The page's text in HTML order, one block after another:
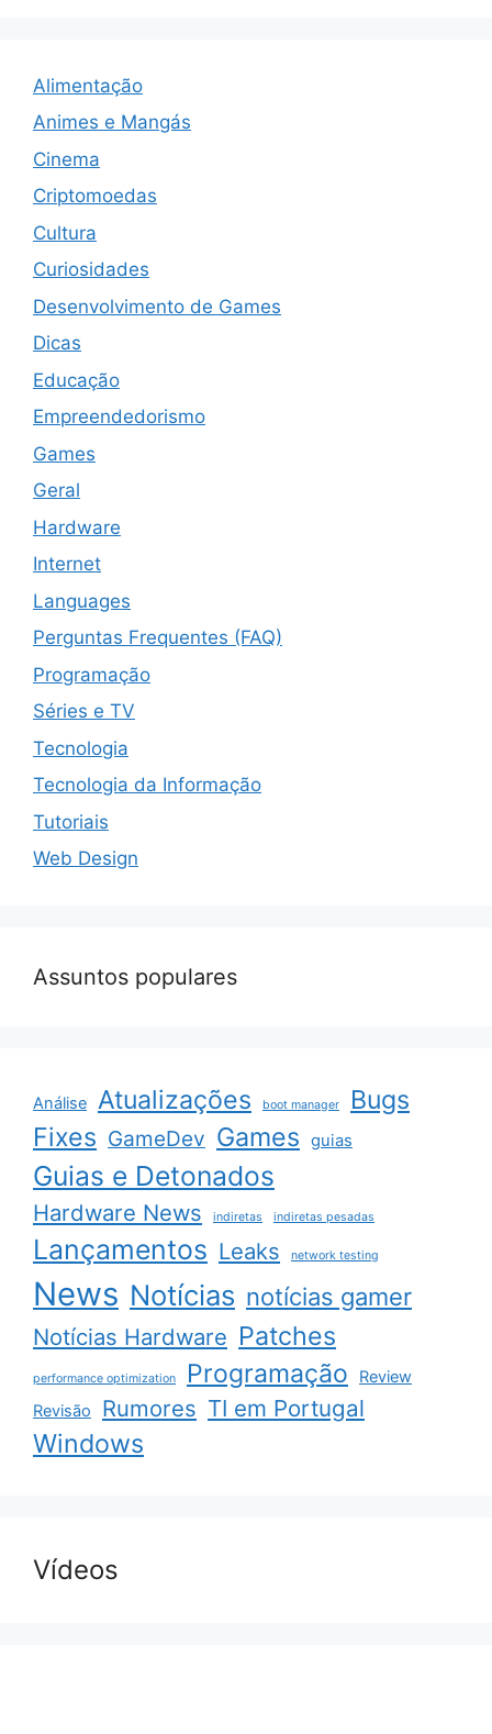
Alimentação
Animes e Mangás
Cinema
Criptomoedas
Cultura
Curiosidades
Desenvolvimento de Games
Dicas
Educação
Empreendedorismo
Games
Geral
Hardware
Internet
Languages
Perguntas Frequentes (FAQ)
Programação
Séries e TV
Tecnologia
Tecnologia da Informação
Tutoriais
Web Design
Assuntos populares
Análise Atualizações boot manager
Bugs
Fixes GameDev Games guias
Guias e Detonados
Hardware News indiretas indiretas pesadas
Lançamentos Leaks network testing
News Notícias notícias gamer
Notícias Hardware Patches
performance optimization Programação
Review
Revisão
Rumores TI em Portugal
Windows
Vídeos